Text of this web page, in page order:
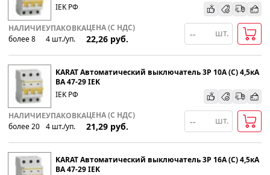
По наименованию
Популярности
Возрастанию цены
Убыванию цены
IEK РФ
НАЛИЧИЕ
более 8
УПАКОВКА
4 шт./уп.
ЦЕНА (С НДС)
22,26 руб.
шт.
KARAT Автоматический выключатель 3P 10А (С) 4,5кА
ВА 47-29 IEK
IEK РФ
НАЛИЧИЕ
более 20
УПАКОВКА
4 шт./уп.
ЦЕНА (С НДС)
21,29 руб.
шт.
KARAT Автоматический выключатель 3P 16А (С) 4,5кА
ВА 47-29 IEK